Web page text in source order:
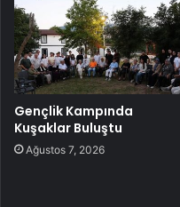
Gençlik Kampında
Kuşaklar Buluştu
Ağustos 7, 2026